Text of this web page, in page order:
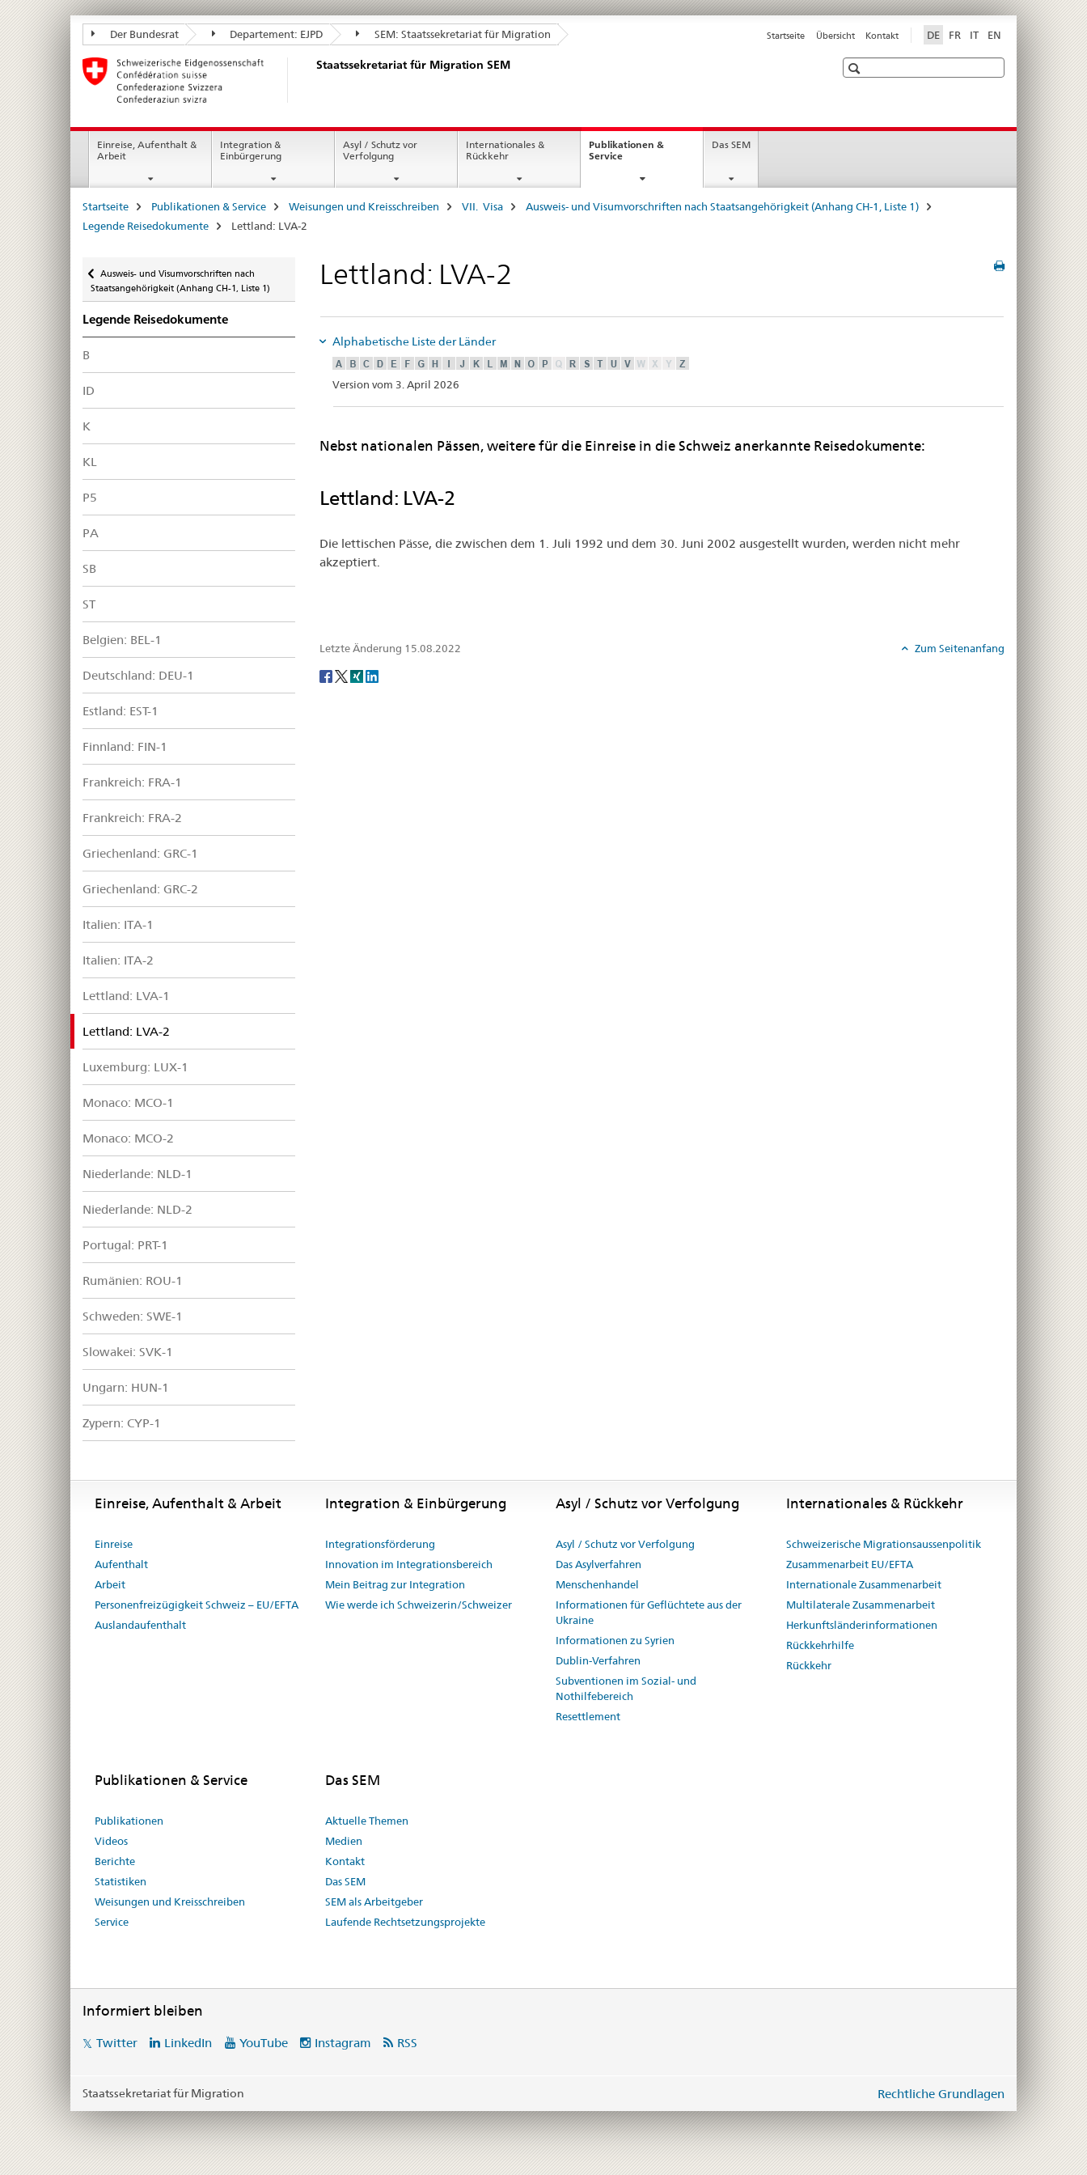
Staatssekretariat
für
Migration
SEM
Der Bundesrat Departement: EJPD SEM: Staatssekretariat für Migration DE FR IT EN
Startseite Übersicht Kontakt
Staatssekretariat für Migration SEM Suche
Hauptnavigation
Einreise, Aufenthalt &
Arbeit
Integration &
Einbürgerung
Asyl / Schutz vor
Verfolgung
Internationales &
Rückkehr
Publikationen &
Servicecurrent
Das SEM
Seitenpfad
(Breadcrumb)
Startseite Publikationen & Service Weisungen und Kreisschreiben VII. Visa
Ausweis- und Visumvorschriften nach Staatsangehörigkeit (Anhang CH-1, Liste 1)
Legende Reisedokumente
Lettland: LVA-2
Ausweis- und Visumvorschriften nach
Staatsangehörigkeit (Anhang CH-1, Liste 1)
Legende Reisedokumente
B
ID
K
KL
P5
PA
SB
ST
Belgien: BEL-1
Deutschland: DEU-1
Estland: EST-1
Finnland: FIN-1
Frankreich: FRA-1
Frankreich: FRA-2
Griechenland: GRC-1
Griechenland: GRC-2
Italien: ITA-1
Italien: ITA-2
Lettland: LVA-1
Lettland: LVA-2
Luxemburg: LUX-1
Monaco: MCO-1
Monaco: MCO-2
Niederlande: NLD-1
Niederlande: NLD-2
Portugal: PRT-1
Rumänien: ROU-1
Schweden: SWE-1
Slowakei: SVK-1
Ungarn: HUN-1
Zypern: CYP-1
Lettland: LVA-2
Alphabetische Liste der Länder
Version vom 3. April 2026
Nebst nationalen Pässen, weitere für die Einreise in die Schweiz anerkannte Reisedokumente:
Lettland: LVA-2
Die lettischen Pässe, die zwischen dem 1. Juli 1992 und dem 30. Juni 2002 ausgestellt wurden, werden nicht mehr
akzeptiert.
Letzte Änderung 15.08.2022
Zum Seitenanfang
Social
Einreise, Aufenthalt & Arbeit
Einreise
Aufenthalt
Arbeit
Personenfreizügigkeit Schweiz – EU/EFTA
Auslandaufenthalt
Integration & Einbürgerung
Integrationsförderung
Innovation im Integrationsbereich
Mein Beitrag zur Integration
Wie werde ich Schweizerin/Schweizer
Asyl / Schutz vor Verfolgung
Asyl / Schutz vor Verfolgung
Das Asylverfahren
Menschenhandel
Informationen für Geflüchtete aus der
Ukraine
Informationen zu Syrien
Dublin-Verfahren
Subventionen im Sozial- und
Nothilfebereich
Resettlement
Internationales & Rückkehr
Schweizerische Migrationsaussenpolitik
Zusammenarbeit EU/EFTA
Internationale Zusammenarbeit
Multilaterale Zusammenarbeit
Herkunftsländerinformationen
Rückkehrhilfe
Rückkehr
Publikationen & Service
Publikationen
Videos
Berichte
Statistiken
Weisungen und Kreisschreiben
Service
Das SEM
Aktuelle Themen
Medien
Kontakt
Das SEM
SEM als Arbeitgeber
Laufende Rechtsetzungsprojekte
Informiert bleiben
SocialTwitter LinkedIn YouTube Instagram RSS
Staatssekretariat für Migration Rechtliche Grundlagen